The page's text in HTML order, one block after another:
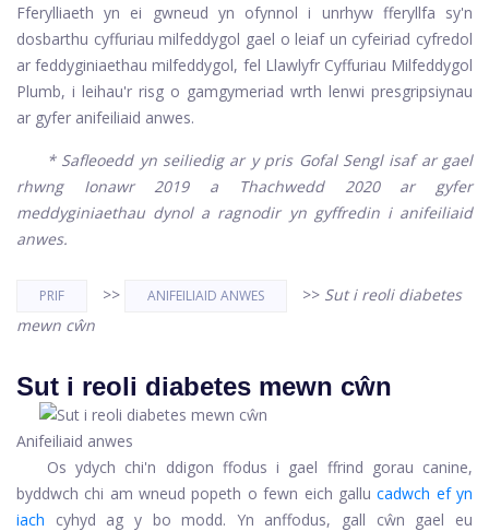
Fferylliaeth yn ei gwneud yn ofynnol i unrhyw fferyllfa sy'n
dosbarthu cyffuriau milfeddygol gael o leiaf un cyfeiriad cyfredol
ar feddyginiaethau milfeddygol, fel Llawlyfr Cyffuriau Milfeddygol
Plumb, i leihau'r risg o gamgymeriad wrth lenwi presgripsiynau
ar gyfer anifeiliaid anwes.
* Safleoedd yn seiliedig ar y pris Gofal Sengl isaf ar gael
rhwng Ionawr 2019 a Thachwedd 2020 ar gyfer
meddyginiaethau dynol a ragnodir yn gyffredin i anifeiliaid
anwes.
PRIF >> ANIFEILIAID ANWES >> Sut i reoli diabetes
mewn cŵn
Sut i reoli diabetes mewn cŵn
Anifeiliaid anwes
Os ydych chi'n ddigon ffodus i gael ffrind gorau canine,
byddwch chi am wneud popeth o fewn eich gallu cadwch ef yn
iach
cyhyd ag y bo modd. Yn anffodus, gall cŵn gael eu